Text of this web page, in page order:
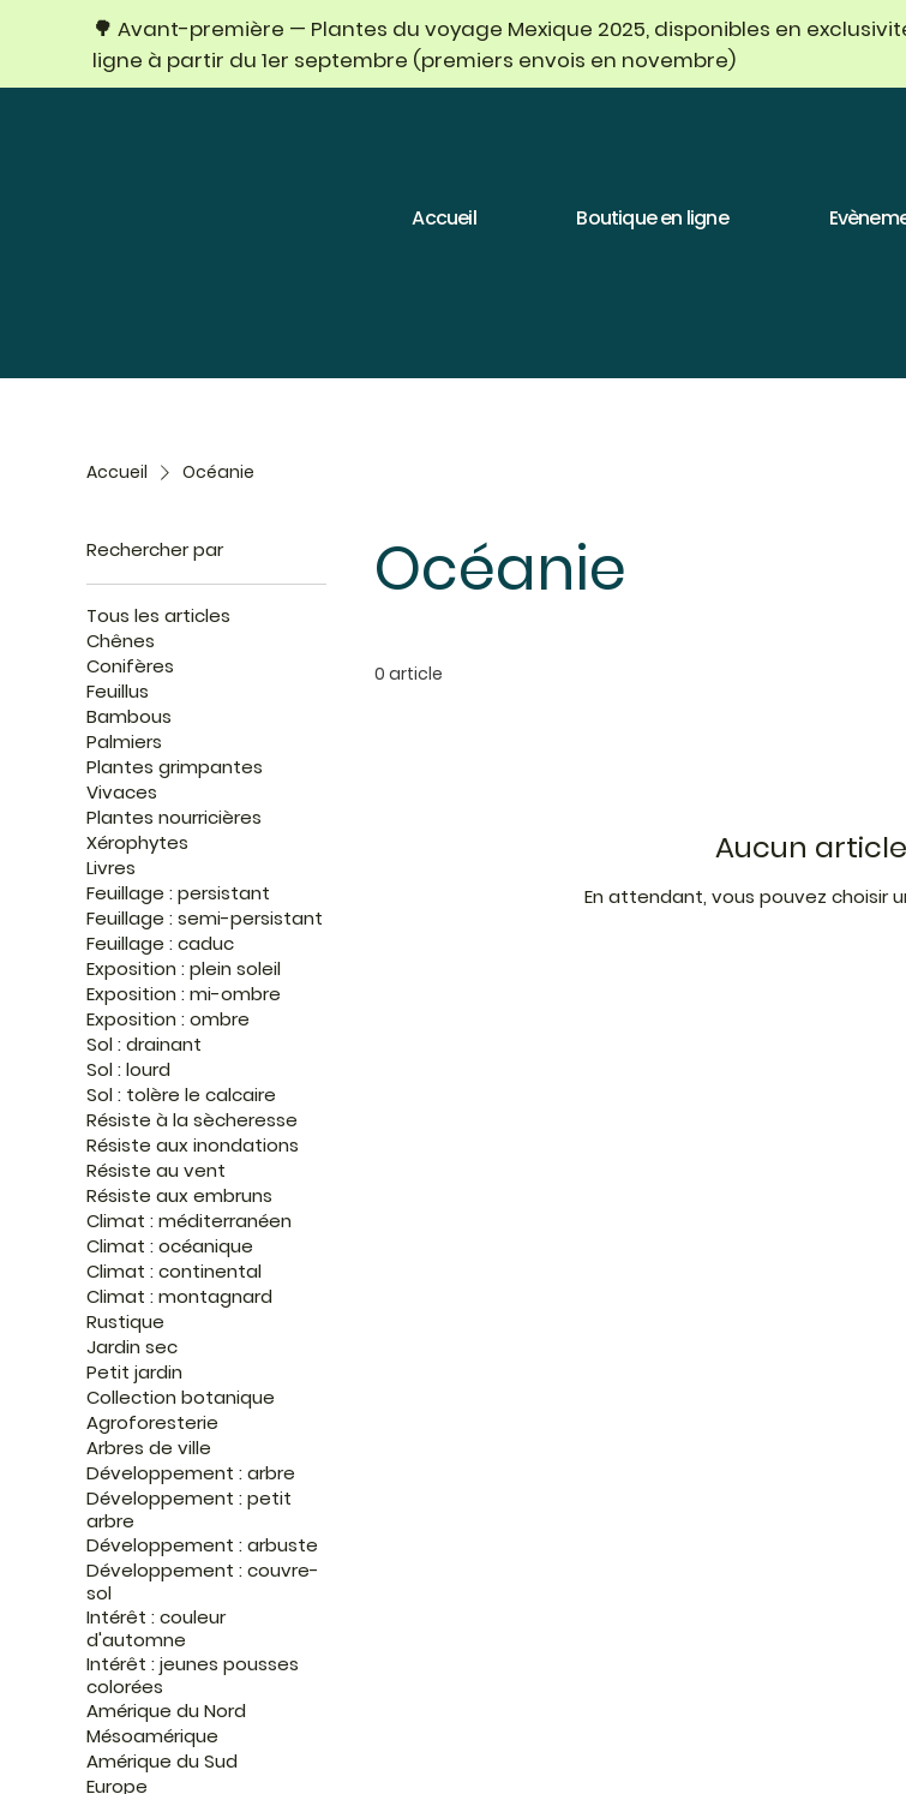
Accueil Boutique en ligne
🌳 Avant-première — Plantes du voyage Mexique 2025, disponibles en
ligne à partir du 1er septembre (premiers envois en novembre)
Accueil Océanie
Rechercher par
Tous les articles
Chênes
Conifères
Feuillus
Bambous
Palmiers
Plantes grimpantes
Vivaces
Plantes nourricières
Xérophytes
Livres
Feuillage : persistant
Feuillage : semi-persistant
Feuillage : caduc
Exposition : plein soleil
Exposition : mi-ombre
Exposition : ombre
Sol : drainant
Sol : lourd
Sol : tolère le calcaire
Résiste à la sècheresse
Résiste aux inondations
Résiste au vent
Résiste aux embruns
Climat : méditerranéen
Climat : océanique
Climat : continental
Climat : montagnard
Rustique
Jardin sec
Petit jardin
Collection botanique
Agroforesterie
Arbres de ville
Développement : arbre
Développement : petit
arbre
Développement : arbuste
Développement : couvre-
sol
Intérêt : couleur
d'automne
Intérêt : jeunes pousses
colorées
Amérique du Nord
Mésoamérique
Amérique du Sud
Europe
Océanie
0 article
Aucun
En attendant, vous pouvez choisir